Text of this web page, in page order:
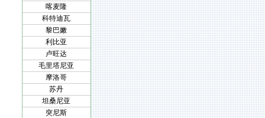
喀麦隆
科特迪瓦
黎巴嫩
利比亚
卢旺达
毛里塔尼亚
摩洛哥
苏丹
坦桑尼亚
突尼斯